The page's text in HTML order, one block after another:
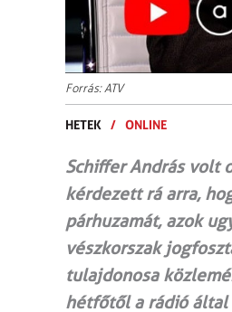
Forrás: ATV
HETEK / ONLINE
Schiffer András volt
kérdezett rá arra,
párhuzamát, azok
vészkorszak
tulajdonosa
hétfőtől a rádió által